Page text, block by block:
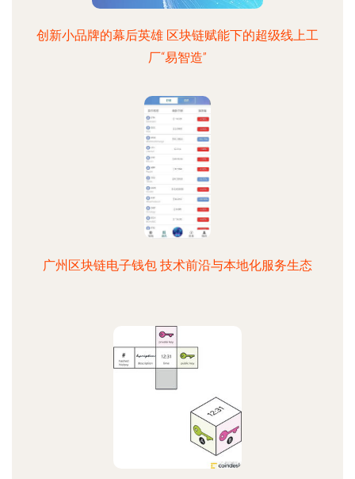
创新小品牌的幕后英雄 区块链赋能下的超级线上工
厂“易智造”
广州区块链电子钱包 技术前沿与本地化服务生态